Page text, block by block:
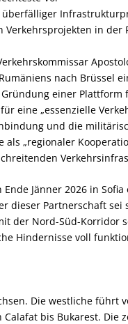
Verkehrsprojekten in der
nach Brüssel
einer Plattform
eine „essenzielle
und die
als „regionaler
Ende Jänner 2026 in
dieser Partnerschaft
der Nord-Süd-Korridor
Hindernisse voll
Die westliche führt
bis Bukarest. Die